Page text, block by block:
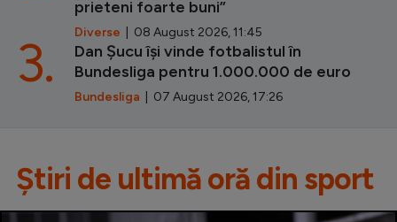
prieteni foarte buni”
Diverse | 08 August 2026, 11:45
Dan Șucu își vinde fotbalistul în
Bundesliga pentru 1.000.000 de euro
Bundesliga | 07 August 2026, 17:26
3.
Știri de ultimă oră din sport